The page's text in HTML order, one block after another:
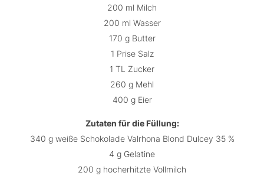
200 ml Milch
200 ml Wasser
170 g Butter
1 Prise Salz
1 TL Zucker
260 g Mehl
400 g Eier
Zutaten für die Füllung:
340 g weiße Schokolade Valrhona Blond Dulcey 35 %
4 g Gelatine
200 g hocherhitzte Vollmilch